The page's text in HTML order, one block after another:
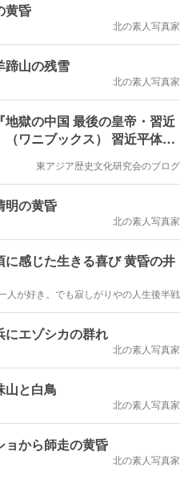
黄昏
北の素人写真家
蹄山の残雪
北の素人写真家
地獄の中国 最後の皇帝・習近
（ワニブックス） 習近平体制
命するのか。 内部の権力闘争
東アジア歴史文化研究会のブログ
明の黄昏
北の素人写真家
に感じた生きる喜び 黄昏の井
人が好き。でも寂しがりやの人生後半戦
にエゾシカの群れ
北の素人写真家
山と白鳥
北の素人写真家
ョから師走の黄昏
北の素人写真家